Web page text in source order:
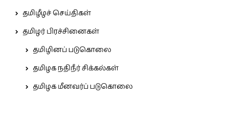
தமிழீழச் செய்திகள்
தமிழர் பிரச்சினைகள்
தமிழினப் படுகொலை
தமிழக நதிநீர் சிக்கல்கள்
தமிழக மீனவர்ப் படுகொலை